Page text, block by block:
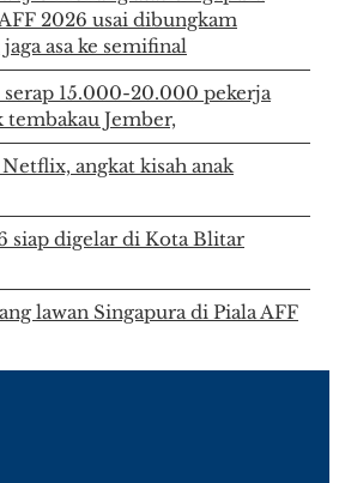
2026 usai dibungkam
asa ke semifinal
15.000-20.000 pekerja
Jember,
angkat kisah anak
siap digelar di Kota Blitar
lawan Singapura di Piala AFF